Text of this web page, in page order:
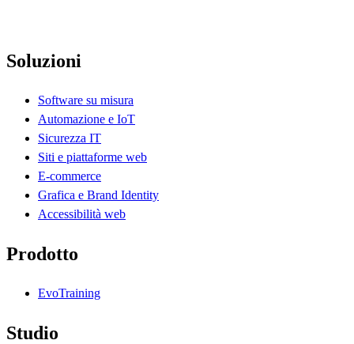
Soluzioni
Software su misura
Automazione e IoT
Sicurezza IT
Siti e piattaforme web
E-commerce
Grafica e Brand Identity
Accessibilità web
Prodotto
EvoTraining
Studio